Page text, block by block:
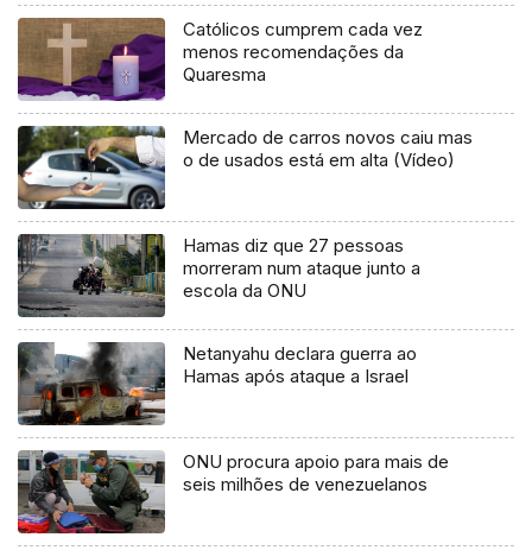
Católicos cumprem cada vez
menos recomendações da
Quaresma
Mercado de carros novos caiu mas
o de usados está em alta (Vídeo)
Hamas diz que 27 pessoas
morreram num ataque junto a
escola da ONU
Netanyahu declara guerra ao
Hamas após ataque a Israel
ONU procura apoio para mais de
seis milhões de venezuelanos